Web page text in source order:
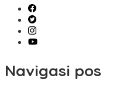
Navigasi pos